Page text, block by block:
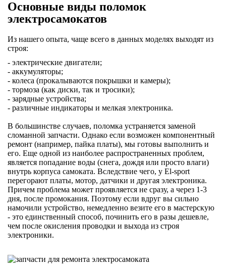
Основные виды поломок
электросамокатов
Из нашего опыта, чаще всего в данных моделях выходят из
строя:
- электрические двигатели;
- аккумуляторы;
- колеса (прокалываются покрышки и камеры);
- тормоза (как диски, так и тросики);
- зарядные устройства;
- различные индикаторы и мелкая электроника.
В большинстве случаев, поломка устраняется заменой
сломанной запчасти. Однако если возможен компонентный
ремонт (например, пайка платы), мы готовы выполнить и
его. Еще одной из наиболее распространенных проблем,
является попадание воды (снега, дождя или просто влаги)
внутрь корпуса самоката. Вследствие чего, у El-sport
перегорают платы, мотор, датчики и другая электроника.
Причем проблема может проявляется не сразу, а через 1-3
дня, после промокания. Поэтому если вдруг вы сильно
намочили устройство, немедленно везите его в мастерскую
- это единственный способ, починить его в разы дешевле,
чем после окисления проводки и выхода из строя
электроники.